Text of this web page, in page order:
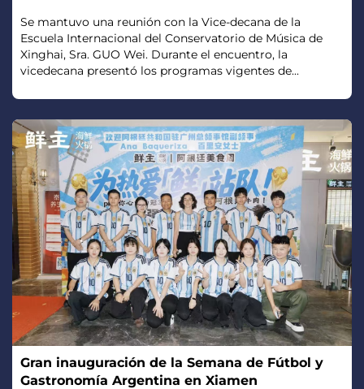
Se mantuvo una reunión con la Vice-decana de la
Escuela Internacional del Conservatorio de Música de
Xinghai, Sra. GUO Wei. Durante el encuentro, la
vicedecana presentó los programas vigentes de...
Gran inauguración de la Semana de Fútbol y
Gastronomía Argentina en Xiamen